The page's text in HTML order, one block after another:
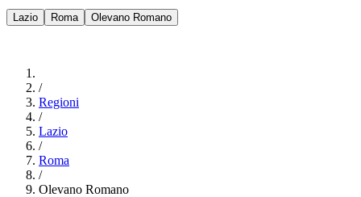
Lazio Roma Olevano Romano
/
Regioni
/
Lazio
/
Roma
/
Olevano Romano